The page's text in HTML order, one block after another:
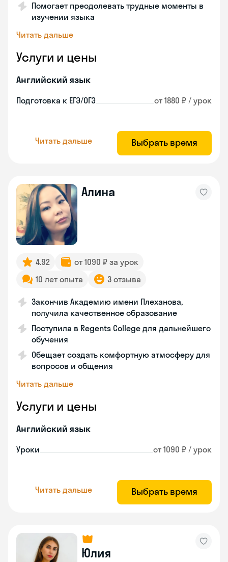
Помогает преодолевать трудные моменты в
изучении языка
Читать дальше
Услуги и цены
Английский язык
Подготовка к ЕГЭ/ОГЭ от 1880 ₽ / урок
Читать дальше Выбрать время
Алина
4.92
от 1090 ₽ за урок
10 лет опыта
3 отзыва
Закончив Академию имени Плеханова,
получила качественное образование
Поступила в Regents College для дальнейшего
обучения
Обещает создать комфортную атмосферу для
вопросов и общения
Читать дальше
Услуги и цены
Английский язык
Уроки от 1090 ₽ / урок
Читать дальше Выбрать время
Юлия